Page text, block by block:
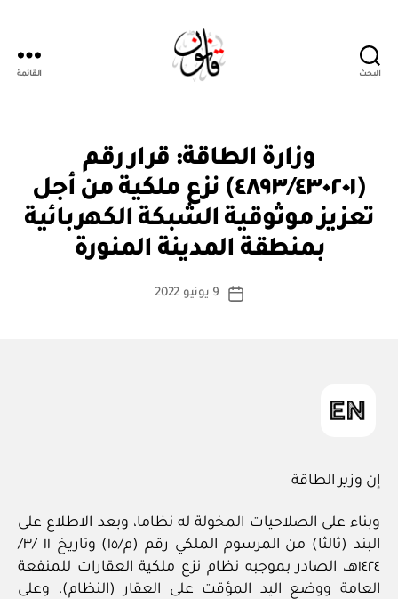
البحث القائمة
وزارة الطاقة: قرار رقم
(٤٨٩٣/٤٣٠٢٠١) نزع ملكية من أجل
تعزيز موثوقية الشبكة الكهربائية
بمنطقة المدينة المنورة
كاتب
بو
ا
س
ة
تاريخ
9 يونيو 2022
إن وزير الطاقة
وبناء على الصلاحيات المخولة له نظاما، وبعد الاطلاع على
البند (ثالثا) من المرسوم الملكي رقم (م/١٥) وتاريخ ١١ /٣/
١٤٢٤هـ، الصادر بموجبه نظام نزع ملكية العقارات للمنفعة
العامة ووضع اليد المؤقت على العقار (النظام)، وعلى